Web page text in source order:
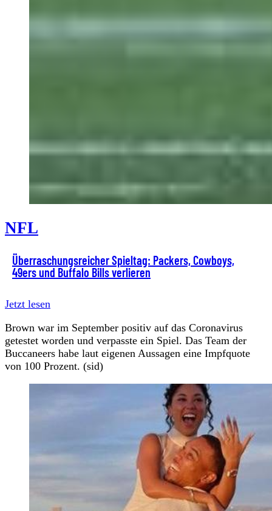
NFL
Überraschungsreicher Spieltag: Packers, Cowboys,
49ers und Buffalo Bills verlieren
Jetzt lesen
Brown war im September positiv auf das Coronavirus
getestet worden und verpasste ein Spiel. Das Team der
Buccaneers habe laut eigenen Aussagen eine Impfquote
von 100 Prozent. (sid)